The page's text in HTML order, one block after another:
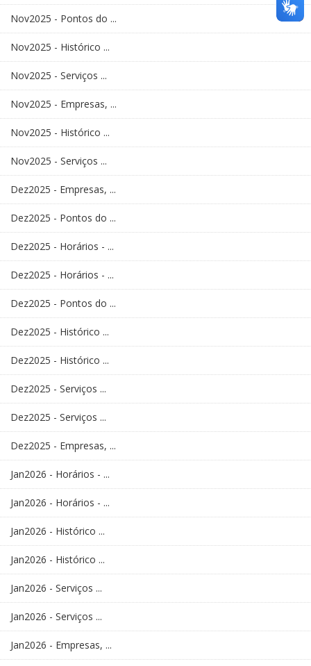
Nov2025 - Pontos do ...
Nov2025 - Histórico ...
Nov2025 - Serviços ...
Nov2025 - Empresas, ...
Nov2025 - Histórico ...
Nov2025 - Serviços ...
Dez2025 - Empresas, ...
Dez2025 - Pontos do ...
Dez2025 - Horários - ...
Dez2025 - Horários - ...
Dez2025 - Pontos do ...
Dez2025 - Histórico ...
Dez2025 - Histórico ...
Dez2025 - Serviços ...
Dez2025 - Serviços ...
Dez2025 - Empresas, ...
Jan2026 - Horários - ...
Jan2026 - Horários - ...
Jan2026 - Histórico ...
Jan2026 - Histórico ...
Jan2026 - Serviços ...
Jan2026 - Serviços ...
Jan2026 - Empresas, ...